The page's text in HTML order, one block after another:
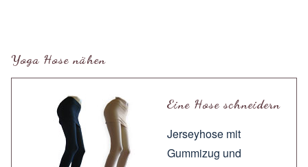
Yoga Hose nähen
Eine Hose schneidern
Jerseyhose mit
Gummizug und